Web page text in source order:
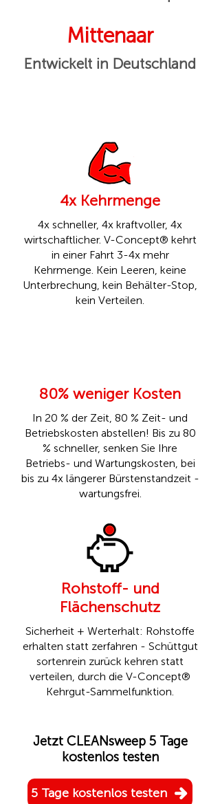
Mittenaar
Entwickelt in Deutschland
4x Kehrmenge
4x schneller, 4x kraftvoller, 4x
wirtschaftlicher. V-Concept® kehrt
in einer Fahrt 3-4x mehr
Kehrmenge. Kein Leeren, keine
Unterbrechung, kein Behälter-Stop,
kein Verteilen.
80% weniger Kosten
In 20 % der Zeit, 80 % Zeit- und
Betriebskosten abstellen! Bis zu 80
% schneller, senken Sie Ihre
Betriebs- und Wartungskosten, bei
bis zu 4x längerer Bürstenstandzeit -
wartungsfrei.
Rohstoff- und
Flächenschutz
Sicherheit + Werterhalt: Rohstoffe
erhalten statt zerfahren - Schüttgut
sortenrein zurück kehren statt
verteilen, durch die V-Concept®
Kehrgut-Sammelfunktion.
Jetzt CLEANsweep 5 Tage
kostenlos testen
5 Tage kostenlos testen